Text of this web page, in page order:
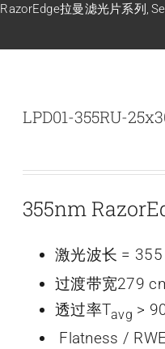
RazorEdge拉曼滤光片系列
LPD01-355RU-
355nm
激光波长 =
过渡带宽279
透过率Tavg >
Flatness /